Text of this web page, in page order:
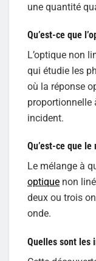
une quantité
Qu’est-ce que
L’optique non
qui étudie les
où la réponse
proportionnelle
incident.
Qu’est-ce que
Le mélange à
optique non
deux ou trois
onde.
Quelles sont les